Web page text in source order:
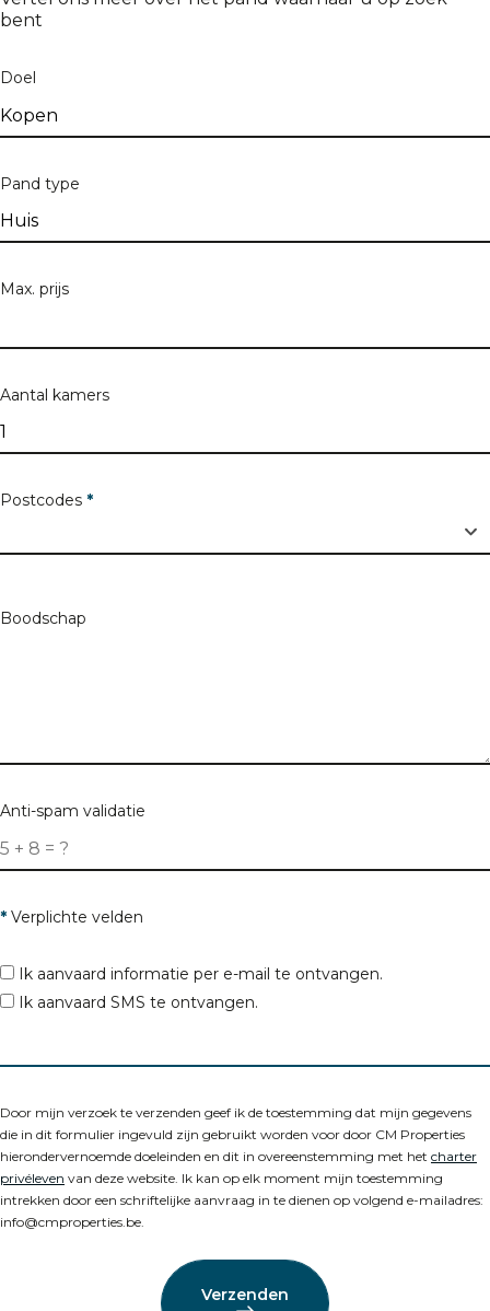
Adres
Nummer
Bus
Stad
bent
Doel
Pand type
Max. prijs
Aantal kamers
Postcodes *
Boodschap
Anti-spam validatie
* Verplichte velden
Ik aanvaard informatie per e-mail te ontvangen.
Ik aanvaard SMS te ontvangen.
Door mijn verzoek te verzenden geef ik de toestemming dat mijn gegevens
die in dit formulier ingevuld zijn gebruikt worden voor door CM Properties
hierondervernoemde doeleinden en dit in overeenstemming met het charter
privéleven van deze website. Ik kan op elk moment mijn toestemming
intrekken door een schriftelijke aanvraag in te dienen op volgend e-mailadres:
info@cmproperties.be.
Verzenden